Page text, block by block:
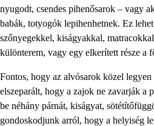
nyugodt, csendes pihenősarok – vagy
babák, totyogók lepihenhetnek. Ez
szőnyegekkel, kiságyakkal,
különterem, vagy egy elkerített része a
Fontos, hogy az alvósarok közel
elszeparált, hogy a zajok ne zavarják a
be néhány párnát, kiságyat,
gondoskodjunk arról, hogy a helyiség